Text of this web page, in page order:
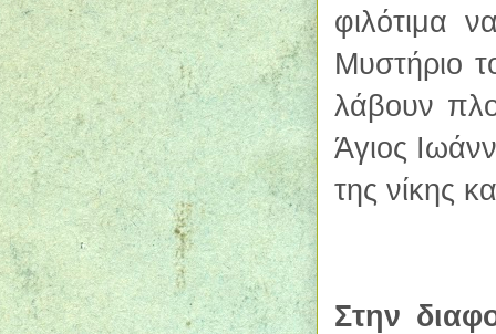
φιλότιμα
Μυστήριο
λάβουν
Άγιος
της νίκης
Στην